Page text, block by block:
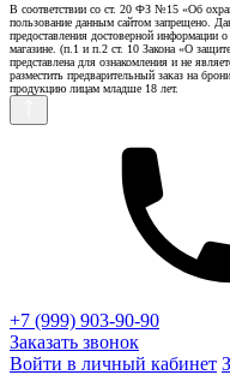
В соответствии со ст. 20 ФЗ №15 «Об
пользование данным сайтом запрещено.
предоставления достоверной информации
магазине. (п.1 и п.2 ст. 10 Закона «О
представлена для ознакомления и не
разместить предварительный заказ на
продукцию лицам младше 18 лет.
+7 (999) 903-90-90
Заказать звонок
Войти в личный кабинет